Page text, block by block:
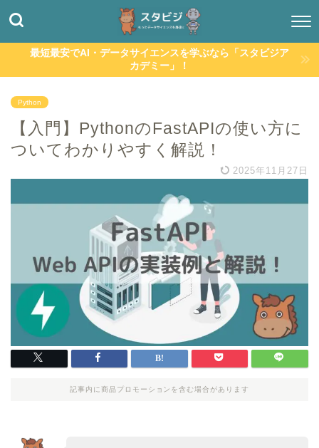
最短最安でAI・データサイエンスを学ぶなら「スタビジア
カデミー」！
Python
【入門】PythonのFastAPIの使い方に
ついてわかりやすく解説！
2025年11月27日
記事内に商品プロモーションを含む場合があります